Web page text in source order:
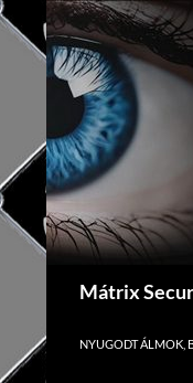
Kilépés
tartalomba
Mátrix
NYUGODT ÁLMOK,